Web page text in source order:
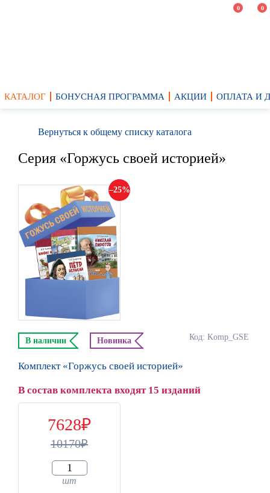
0 0
КАТАЛОГ БОНУСНАЯ ПРОГРАММА АКЦИИ ОПЛАТА И
Вернуться к общему списку каталога
Серия «Горжусь своей историей»
25
Код: Komp_GSE
В наличии Новинка
Комплект «Горжусь своей историей»
В состав комплекта входят 15 изданий
7628
10170
шт